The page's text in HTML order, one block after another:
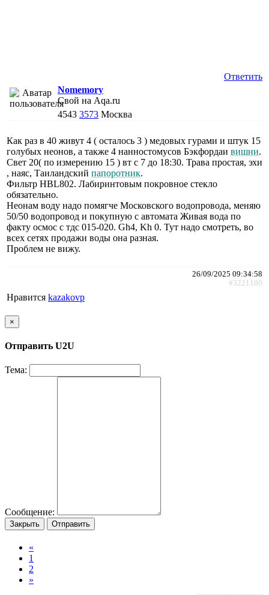
Ответить
Nomemory
Свой на Aqa.ru
4543 3573 Москва
Как раз в 40 живут 4 ( осталось 3 ) медовых гурами и штук 15
голубых неонов, а также 4 нанностомусов Бэкфордаи вишни.
Свет 20( по измерению 15 ) вт с 7 до 18:30. Трава простая, эхи
, наяс, Таиландский папоротник.
Фильтр HBL802. Лабиринтовым покровное стекло
обязательно.
Неонам воду надо помягче Московского водопровода, меняю
50/50 водопровод и покупную с автомата Живая вода по
факту осмос с тдс 015-020. Gh4, Kh 0. Тут надо смотреть, во
всех сетях продажи воды она разная.
Проблем не вижу.
26/09/2025 09:34:58
#3221100
Нравится kazakovp
×
Отправить U2U
Тема:
Сообщение:
Закрыть Отправить
«
1
2
»